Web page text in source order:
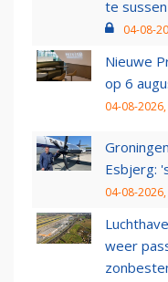
te sussen
04-08-
Nieuwe
op 6
04-08-
Esbjerg:
04-08-2026,
weer